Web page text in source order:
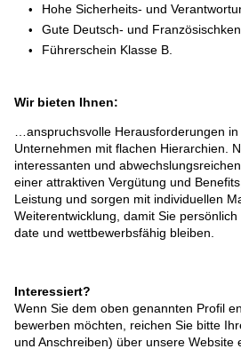
Hohe Sicherheits- und
Gute Deutsch- und
Führerschein Klasse B.
Wir bieten Ihnen:
…anspruchsvolle Herausforderungen
Unternehmen mit flachen Hierarchien.
interessanten und
einer attraktiven Vergütung und
Leistung und sorgen mit individuellen
Weiterentwicklung, damit Sie
date und wettbewerbsfähig bleiben.
Interessiert?
Wenn Sie dem oben genannten Profil
bewerben möchten, reichen Sie bitte
und Anschreiben) über unsere Website